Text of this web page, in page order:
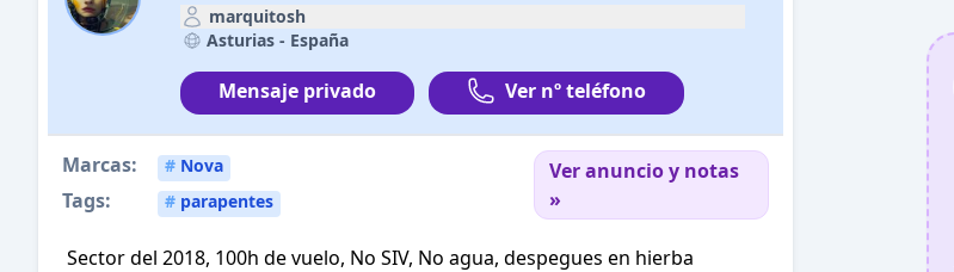
marquitosh
Asturias - España
Mensaje privado Ver nº teléfono
Marcas: #Nova
Tags: #parapentes
Ver anuncio y notas
»
Sector del 2018, 100h de vuelo, No SIV, No agua, despegues en hierba